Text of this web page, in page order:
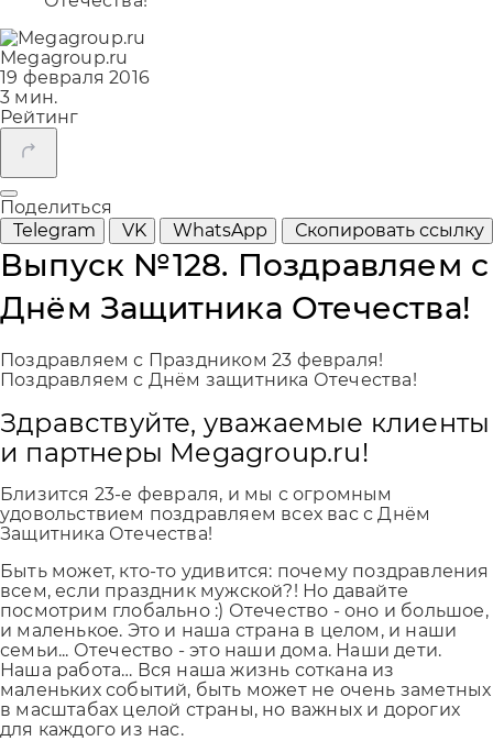
Megagroup.ru
19 февраля 2016
3 мин.
Рейтинг
Поделиться
Telegram
VK WhatsApp Скопировать ссылку
Выпуск №128. Поздравляем с
Днём Защитника Отечества!
Поздравляем с Праздником 23 февраля!
Поздравляем с Днём защитника Отечества!
Здравствуйте, уважаемые клиенты
и партнеры Megagroup.ru!
Близится 23-е февраля, и мы с огромным
удовольствием поздравляем всех вас с Днём
Защитника Отечества!
Быть может, кто-то удивится: почему поздравления
всем, если праздник мужской?! Но давайте
посмотрим глобально :) Отечество - оно и большое,
и маленькое. Это и наша страна в целом, и наши
семьи... Отечество - это наши дома. Наши дети.
Наша работа… Вся наша жизнь соткана из
маленьких событий, быть может не очень заметных
в масштабах целой страны, но важных и дорогих
для каждого из нас.